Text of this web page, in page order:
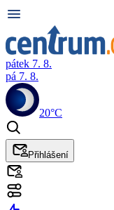
pátek 7. 8.
pá 7. 8.
20°C
Přihlášení